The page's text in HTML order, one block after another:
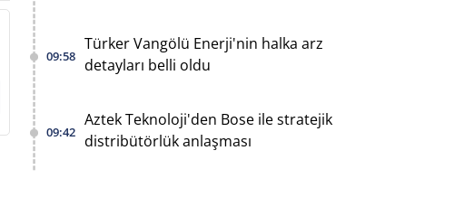
09:58
Türker Vangölü Enerji'nin halka arz
detayları belli oldu
09:42
Aztek Teknoloji'den Bose ile stratejik
distribütörlük anlaşması